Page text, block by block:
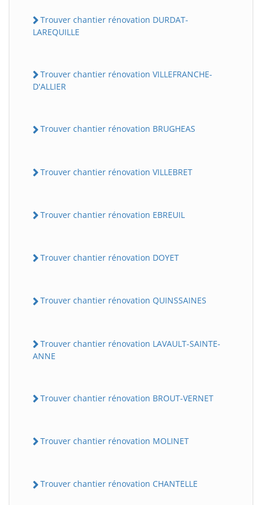
Trouver chantier rénovation DURDAT-
LAREQUILLE
Trouver chantier rénovation VILLEFRANCHE-
D'ALLIER
Trouver chantier rénovation BRUGHEAS
Trouver chantier rénovation VILLEBRET
Trouver chantier rénovation EBREUIL
Trouver chantier rénovation DOYET
Trouver chantier rénovation QUINSSAINES
Trouver chantier rénovation LAVAULT-SAINTE-
ANNE
Trouver chantier rénovation BROUT-VERNET
Trouver chantier rénovation MOLINET
Trouver chantier rénovation CHANTELLE